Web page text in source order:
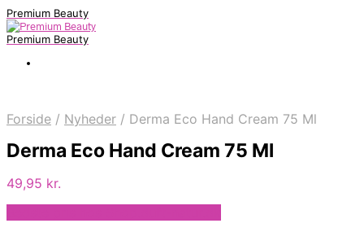
Premium Beauty
Premium Beauty
Forside / Nyheder / Derma Eco Hand Cream 75 Ml
Derma Eco Hand Cream 75 Ml
49,95 kr.